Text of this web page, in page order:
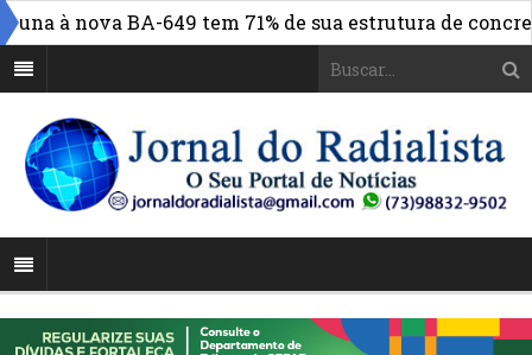
à nova BA-649 tem 71% de sua estrutura de concreto